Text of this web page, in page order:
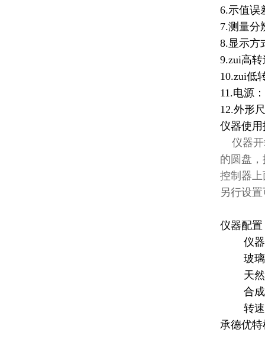
6.示值误
7.测量分
8.显示方
9.zui高转
10.zui低
11.电源
12.外形
仪器使用
仪器开
的圆盘
控制器上
另行设置
仪器配置
仪器
玻璃
天然
合成
转速
承德优